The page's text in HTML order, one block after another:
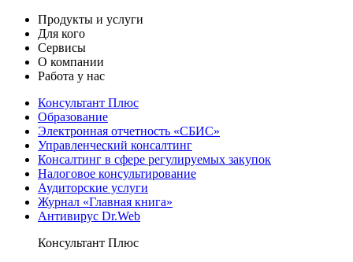
Продукты и услуги
Для кого
Сервисы
О компании
Работа у нас
Консультант Плюс
Образование
Электронная отчетность «СБИС»
Управленческий консалтинг
Консалтинг в сфере регулируемых закупок
Налоговое консультирование
Аудиторские услуги
Журнал «Главная книга»
Антивирус Dr.Web
Консультант Плюс